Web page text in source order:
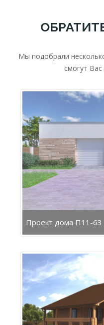
Мы подобрали
смогут
Проект дома П11-63